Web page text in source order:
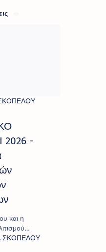
2026 -
και η
«